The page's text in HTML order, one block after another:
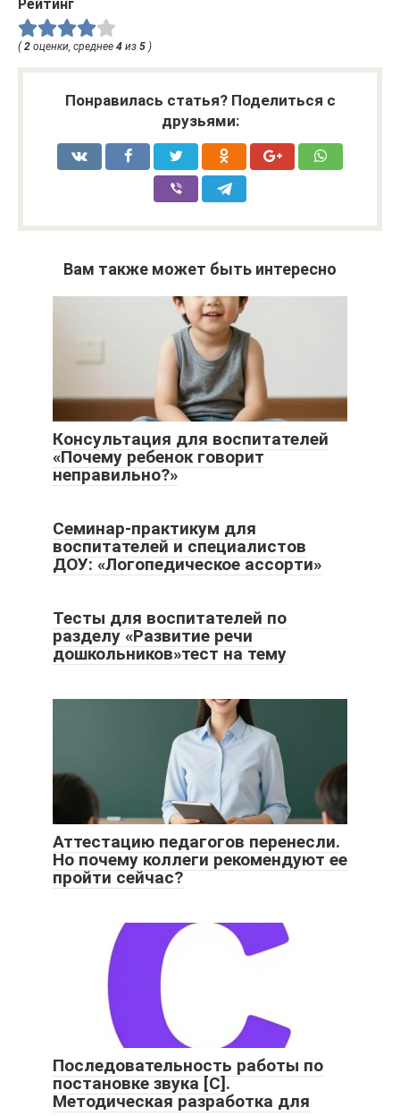
Рейтинг
( 2 оценки, среднее 4 из 5 )
Понравилась статья? Поделиться с
друзьями:
Вам также может быть интересно
Консультация для воспитателей
«Почему ребенок говорит
неправильно?»
Семинар-практикум для
воспитателей и специалистов
ДОУ: «Логопедическое ассорти»
Тесты для воспитателей по
разделу «Развитие речи
дошкольников»тест на тему
Аттестацию педагогов перенесли.
Но почему коллеги рекомендуют ее
пройти сейчас?
Последовательность работы по
постановке звука [C].
Методическая разработка для